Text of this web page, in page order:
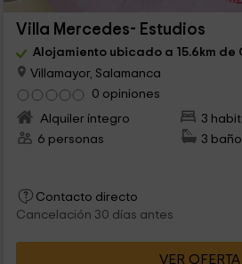
Villa Mercedes- Estudios
Alojamiento ubicado a 15.6km de
Villamayor, Salamanca
0 opiniones
Alquiler íntegro
3
6 personas
3
Contacto directo
Cancelación 30 días antes
VER OFERTA